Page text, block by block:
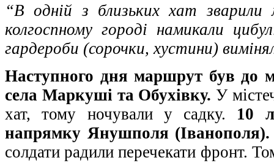
“В одній з близьких хат зварили
колгоспному городі намикали
гардероби (сорочки, хустини)
Наступного дня маршрут був до
села Маркуші та Обухівку. У
хат, тому ночували у садку. 10
напрямку Янушполя (Іванополя).
солдати радили перечекати фронт.